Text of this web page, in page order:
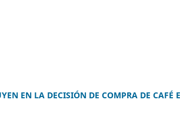
EN LA DECISIÓN DE COMPRA DE CAFÉ